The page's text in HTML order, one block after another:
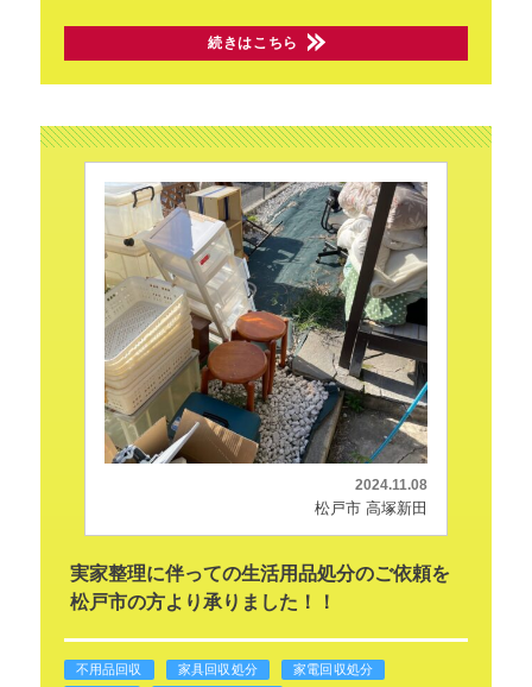
続きはこちら
2024.11.08
松戸市 高塚新田
実家整理に伴っての生活用品処分のご依頼を
松戸市の方より承りました！！
不用品回収 家具回収処分
家電回収処分